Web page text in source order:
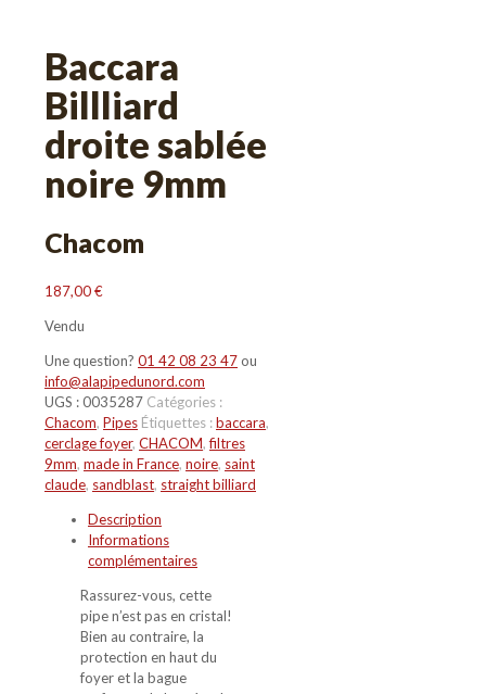
Baccara
Billliard
droite sablée
noire 9mm
Chacom
187,00€
Vendu
Une question? 01 42 08 23 47ou
info@alapipedunord.com
UGS :0035287 Catégories :
Chacom, Pipes Étiquettes :baccara,
cerclage foyer, CHACOM,filtres
9mm, made in France, noire, saint
claude, sandblast, straight billiard
Description
Informations
complémentaires
Rassurez-vous, cette
pipe n’est pas en cristal!
Bien au contraire, la
protection en haut du
foyer et la bague